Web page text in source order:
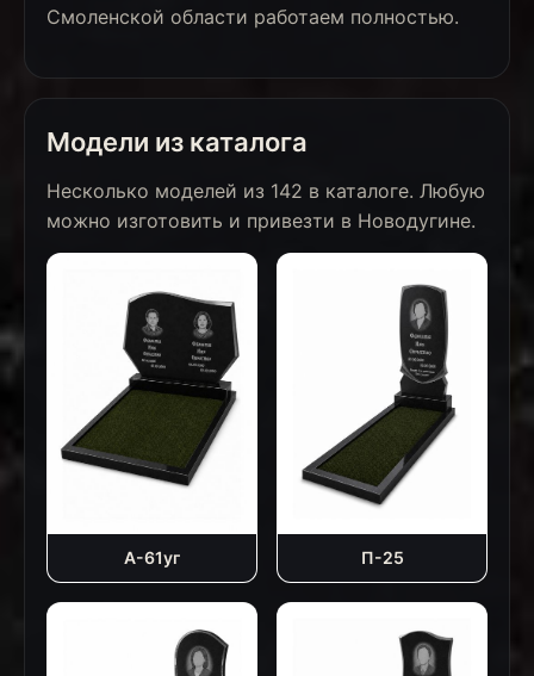
Смоленской области работаем полностью.
Модели из каталога
Несколько моделей из 142 в каталоге. Любую
можно изготовить и привезти в Новодугине.
А-61уг П-25